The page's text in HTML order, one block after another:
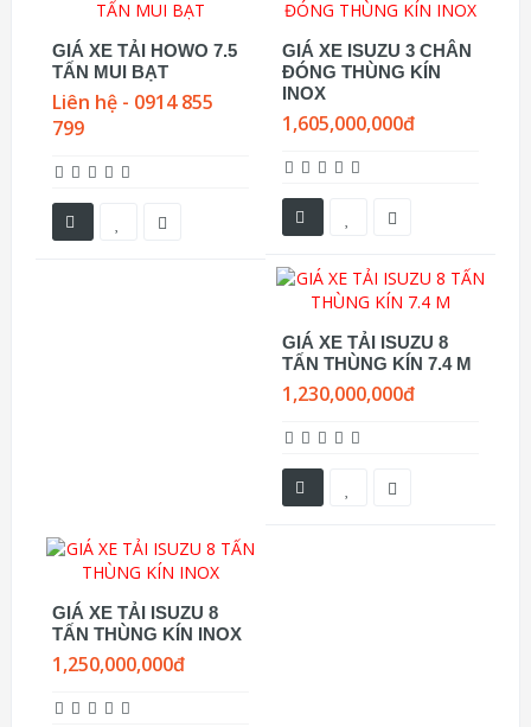
GIÁ XE TẢI HOWO 7.5
TẤN MUI BẠT
Liên hệ - 0914 855
799
GIÁ XE ISUZU 3 CHÂN
ĐÓNG THÙNG KÍN
INOX
1,605,000,000đ
GIÁ XE TẢI ISUZU 8
TẤN THÙNG KÍN 7.4 M
1,230,000,000đ
GIÁ XE TẢI ISUZU 8
TẤN THÙNG KÍN INOX
1,250,000,000đ